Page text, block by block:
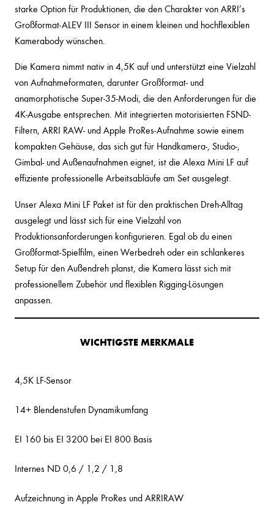
starke Option für Produktionen, die den Charakter von ARRI’s
Großformat-ALEV III Sensor in einem kleinen und hochflexiblen
Kamerabody wünschen.
Die Kamera nimmt nativ in 4,5K auf und unterstützt eine Vielzahl
von Aufnahmeformaten, darunter Großformat- und
anamorphotische Super-35-Modi, die den Anforderungen für die
4K-Ausgabe entsprechen. Mit integrierten motorisierten FSND-
Filtern, ARRI RAW- und Apple ProRes-Aufnahme sowie einem
kompakten Gehäuse, das sich gut für Handkamera-, Studio-,
Gimbal- und Außenaufnahmen eignet, ist die Alexa Mini LF auf
effiziente professionelle Arbeitsabläufe am Set ausgelegt.
Unser Alexa Mini LF Paket ist für den praktischen Dreh-Alltag
ausgelegt und lässt sich für eine Vielzahl von
Produktionsanforderungen konfigurieren. Egal ob du einen
Großformat-Spielfilm, einen Werbedreh oder ein schlankeres
Setup für den Außendreh planst, die Kamera lässt sich mit
professionellem Zubehör und flexiblen Rigging-Lösungen
anpassen.
WICHTIGSTE MERKMALE
4,5K LF-Sensor
14+ Blendenstufen Dynamikumfang
EI 160 bis EI 3200 bei EI 800 Basis
Internes ND 0,6 / 1,2 / 1,8
Aufzeichnung in Apple ProRes und ARRIRAW